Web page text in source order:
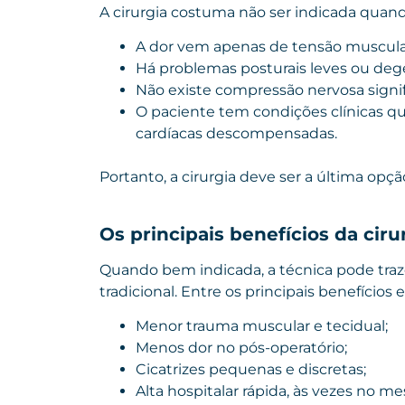
A cirurgia costuma não ser indicada
A dor vem apenas de tensão
Há problemas posturais leves ou
Não existe compressão nervosa
O paciente tem condições clínicas
cardíacas descompensadas.
Portanto, a cirurgia deve ser a última
Os principais benefícios da
Quando bem indicada, a técnica pode
tradicional. Entre os principais benefícios
Menor trauma muscular e tecidual;
Menos dor no pós-operatório;
Cicatrizes pequenas e discretas;
Alta hospitalar rápida, às vezes no